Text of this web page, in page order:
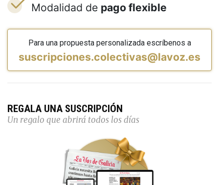
Modalidad de pago flexible
Para una propuesta personalizada escríbenos a
suscripciones.colectivas@lavoz.es
REGALA UNA SUSCRIPCIÓN
Un regalo que abrirá todos los días